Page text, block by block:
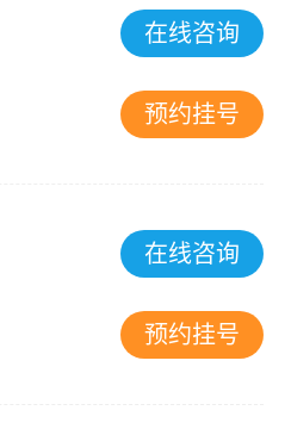
在线咨询
预约挂号
在线咨询
预约挂号